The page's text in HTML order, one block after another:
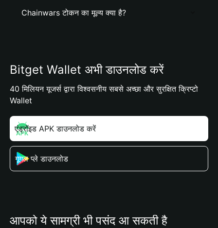
Chainwars टोकन का मूल्य क्या है?
Bitget Wallet अभी डाउनलोड करें
40 मिलियन यूजर्स द्वारा विश्वसनीय सबसे अच्छा और सुरक्षित क्रिप्टो
Wallet
एंड्रॉइड APK डाउनलोड करें
गूगल प्ले डाउनलोड
आपको ये सामग्री भी पसंद आ सकती है